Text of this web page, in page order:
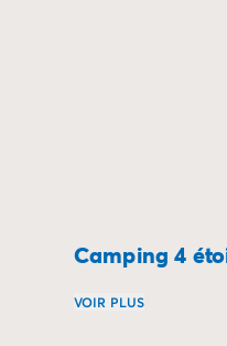
Camping 4
VOIR PLUS